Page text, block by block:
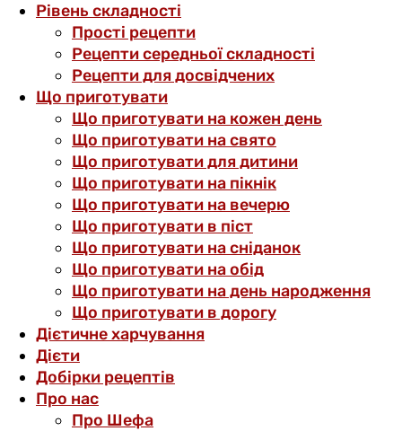
Рівень складності
Прості рецепти
Рецепти середньої складності
Рецепти для досвідчених
Що приготувати
Що приготувати на кожен день
Що приготувати на свято
Що приготувати для дитини
Що приготувати на пікнік
Що приготувати на вечерю
Що приготувати в піст
Що приготувати на сніданок
Що приготувати на обід
Що приготувати на день народження
Що приготувати в дорогу
Дієтичне харчування
Дієти
Добірки рецептів
Про нас
Про Шефа